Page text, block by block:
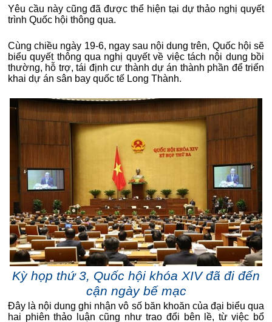
Yêu cầu này cũng đã được thể hiện tại dự thảo nghị quyết
trình Quốc hội thông qua.
Cùng chiều ngày 19-6, ngay sau nội dung trên, Quốc hội sẽ
biểu quyết thông qua nghị quyết về việc tách nội dung bồi
thường, hỗ trợ, tái định cư thành dự án thành phần để triển
khai dự án sân bay quốc tế Long Thành.
Kỳ họp thứ 3, Quốc hội khóa XIV đã đi đến
cận ngày bế mạc
Đây là nội dung ghi nhận vô số băn khoăn của đại biểu qua
hai phiên thảo luận cũng như trao đổi bên lề, từ việc bổ